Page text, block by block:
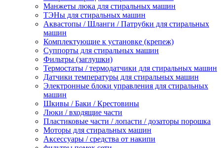
Манжеты люка для стиральных машин
ТЭНы для стиральных машин
Аквастопы / Шланги / Патрубки для стиральных
машин
Комплектующие к установке (крепеж)
Суппорты для стиральных машин
Фильтры (заглушки)
Термостаты / термодатчики для стиральных машин
Датчики температуры для стиральных машин
Электронные блоки управления для стиральных
машин
Шкивы / Баки / Крестовины
Люки / входящие части
Пластиковые части / лопасти / дозаторы порошка
Моторы для стиральных машин
Аксессуары / средства от накипи